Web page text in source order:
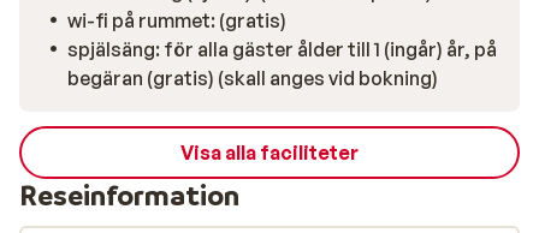
njuta av värmen och se tillbaka på en dag fylld av snö,
frisk luft och nya minnen.
wi-fi på rummet: (gratis)
spjälsäng: för alla gäster ålder till 1 (ingår) år, på
begäran (gratis) (skall anges vid bokning)
Visa alla faciliteter
Reseinformation